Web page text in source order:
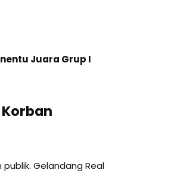
Juara Grup I
Gelandang Real